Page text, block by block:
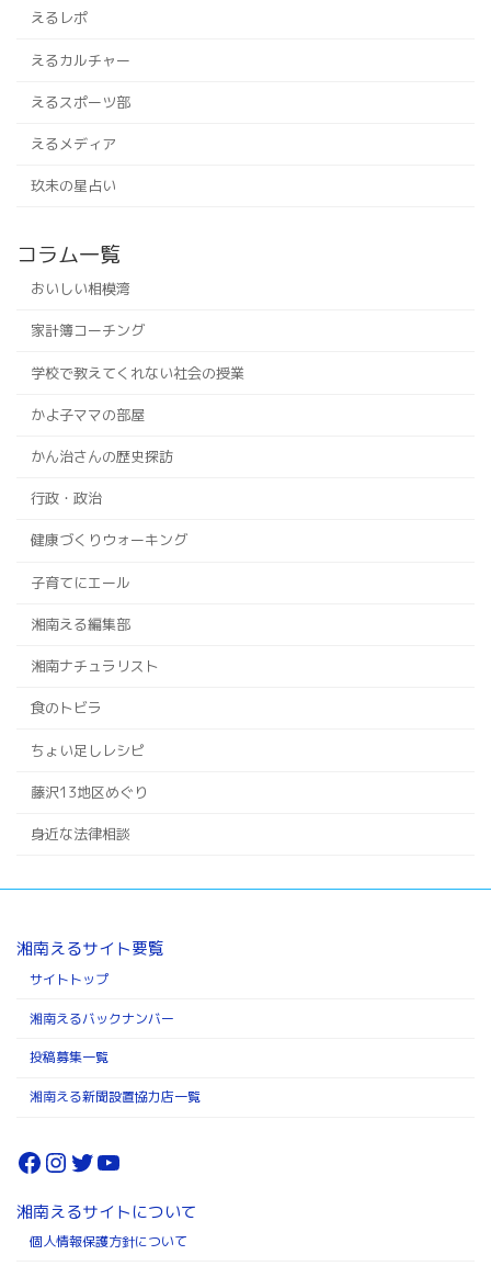
えるレポ
えるカルチャー
えるスポーツ部
えるメディア
玖未の星占い
コラム一覧
おいしい相模湾
家計簿コーチング
学校で教えてくれない社会の授業
かよ子ママの部屋
かん治さんの歴史探訪
行政・政治
健康づくりウォーキング
子育てにエール
湘南える編集部
湘南ナチュラリスト
食のトビラ
ちょい足しレシピ
藤沢13地区めぐり
身近な法律相談
湘南えるサイト要覧
サイトトップ
湘南えるバックナンバー
投稿募集一覧
湘南える新聞設置協力店一覧
Facebook
Instagram
Twitter
YouTube
湘南えるサイトについて
個人情報保護方針について